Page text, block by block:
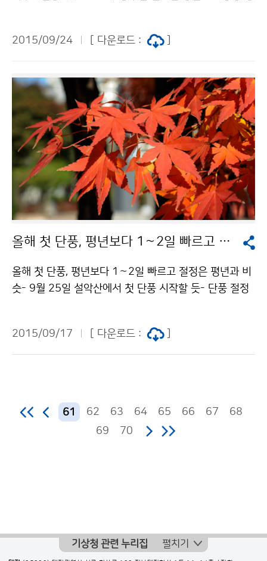
니다.김문섭 시설관리팀장으로부터 충주댐 시설 현황과
을 받은 뒤 직접 충주댐을 찾아 수위 실태를 점검했습니
2015/09/24 [ 다운로드 :
올해 첫 단풍, 평년보다 1∼2일 빠르고 절정은 평년과 비슷
올해 첫 단풍, 평년보다 1∼2일 빠르고 절정은 평년과 비
슷- 9월 25일 설악산에서 첫 단풍 시작할 듯- 단풍 절정
시작으로 중부지방은 10월 14일 사이, 지리산을 포함한
남부지방에서는 10월 7∼29일 사이에 첫 단풍을 볼 수
8일을 시작으로 중부지방은 10월 28일 사이, 지리산과
남부지방은 10월 20일∼11월 11일 사이 나타날 것으로
2015/09/17 [ 다운로드 :
61 62 63 64 65 66 67
68
69
70
기상청 관련 누리집 펼치기